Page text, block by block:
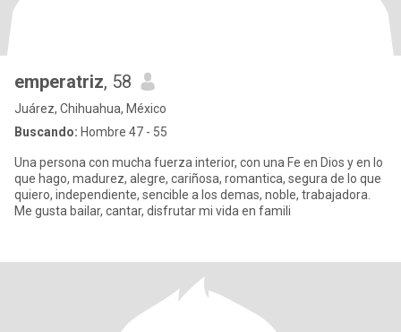
emperatriz, 58
Juárez, Chihuahua, México
Buscando: Hombre 47 - 55
Una persona con mucha fuerza interior, con una Fe en Dios y en lo
que hago, madurez, alegre, cariñosa, romantica, segura de lo que
quiero, independiente, sencible a los demas, noble, trabajadora.
Me gusta bailar, cantar, disfrutar mi vida en famili